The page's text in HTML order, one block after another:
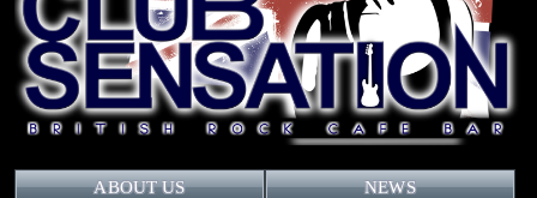
ABOUT US
NEWS